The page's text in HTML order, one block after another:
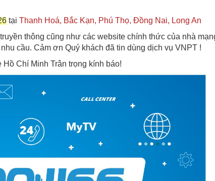
tại Thanh Hoá, Bắc Kạn, Phú Thọ, Đồng Nai, Long An
thông cũng như các website chính thức của nhà
cầu. Cảm ơn Quý khách đã tin dùng dịch vụ VNPT !
Chí Minh Trân trọng kính báo!